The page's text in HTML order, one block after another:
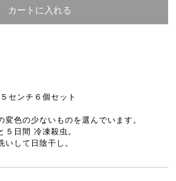
カートに入れる
センチ６個セット
色の少ないものを選んでいます。
冷凍殺虫。
日陰干し。